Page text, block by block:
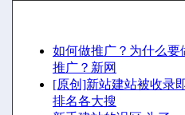
如何做推广？为什么要
推广？新网
[原创]新站建站被收录
排名各大搜